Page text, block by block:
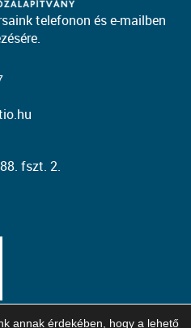
telefonon és e-mailben
fszt. 2.
annak érdekében, hogy a lehető